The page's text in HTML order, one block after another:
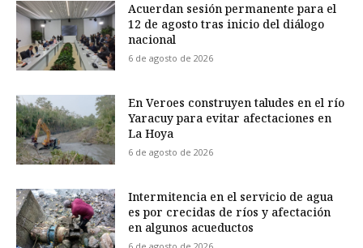
Acuerdan sesión permanente para el
12 de agosto tras inicio del diálogo
nacional
6 de agosto de 2026
En Veroes construyen taludes en el río
Yaracuy para evitar afectaciones en
La Hoya
6 de agosto de 2026
Intermitencia en el servicio de agua
es por crecidas de ríos y afectación
en algunos acueductos